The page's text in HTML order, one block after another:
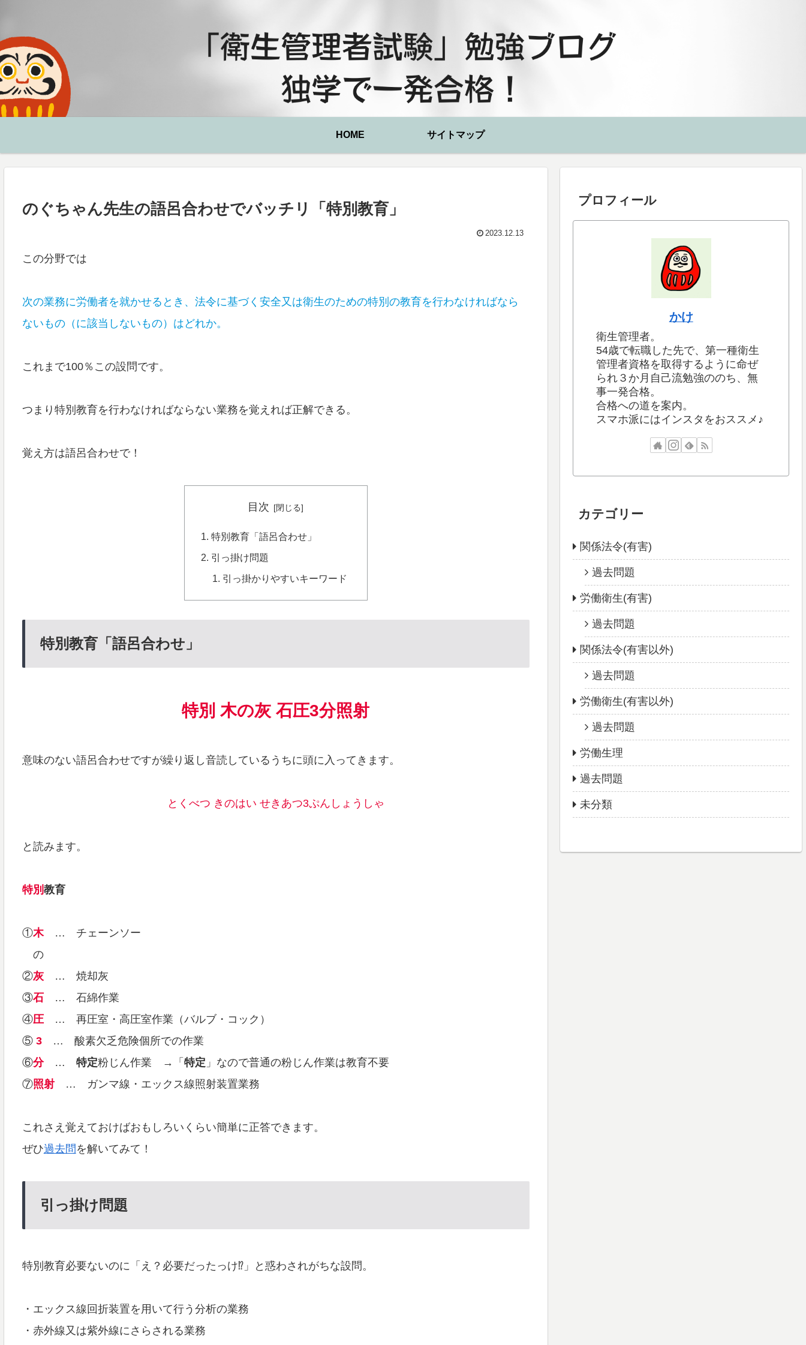
HOME サイトマップ
のぐちゃん先生の語呂合わせでバッチリ「特別教育」
2023.12.13
この分野では
次の業務に労働者を就かせるとき、法令に基づく安全又は衛生のための特別の教育を行わなければなら
ないもの（に該当 しないもの） はどれか。
これまで100％この設問です。
つまり特別教育を行わなければならない業務を覚えれば正解できる。
覚え方は語呂合わせで！
目次
特別教育「語呂合わせ」
引っ掛け問題
引っ掛かりやすいキーワード
特別教育「語呂合わせ」
特別 木の灰 石圧3分照射
意味のない語呂合わせですが繰り返し音読しているうちに頭に入ってきます。
とくべつ きのはい せきあつ3ぷんしょうしゃ
と読みます。
特別 教育
①木… チェーンソー
の
②灰… 焼却灰
③石… 石綿作業
④圧… 再圧室・高圧室作業（バルブ・コック）
⑤ 3… 酸素欠乏危険個所での作業
⑥分… 特定粉じん作業 →「 特定 」なので普通の粉じん作業は教育不要
⑦照射… ガンマ線・エックス線照射装置業務
これさえ覚えておけばおもしろいくらい簡単に正答できます。
ぜひ過去問 を解いてみて！
引っ掛け問題
特別教育必要ないのに「え？必要だったっけ⁉」と惑わされがちな設問。
・エックス線回折装置を用いて行う分析の業務
・赤外線又は紫外線にさらされる業務
プロフィール
かけ
衛生管理者。
54歳で転職した先で、第一種衛生
管理者資格を取得するように命ぜ
られ３か月自己流勉強ののち、無
事一発合格。
合格への道を案内。
スマホ派にはインスタをおススメ♪
カテゴリー
関係法令(有害)
過去問題
労働衛生(有害)
過去問題
関係法令(有害以外)
過去問題
労働衛生(有害以外)
過去問題
労働生理
過去問題
未分類